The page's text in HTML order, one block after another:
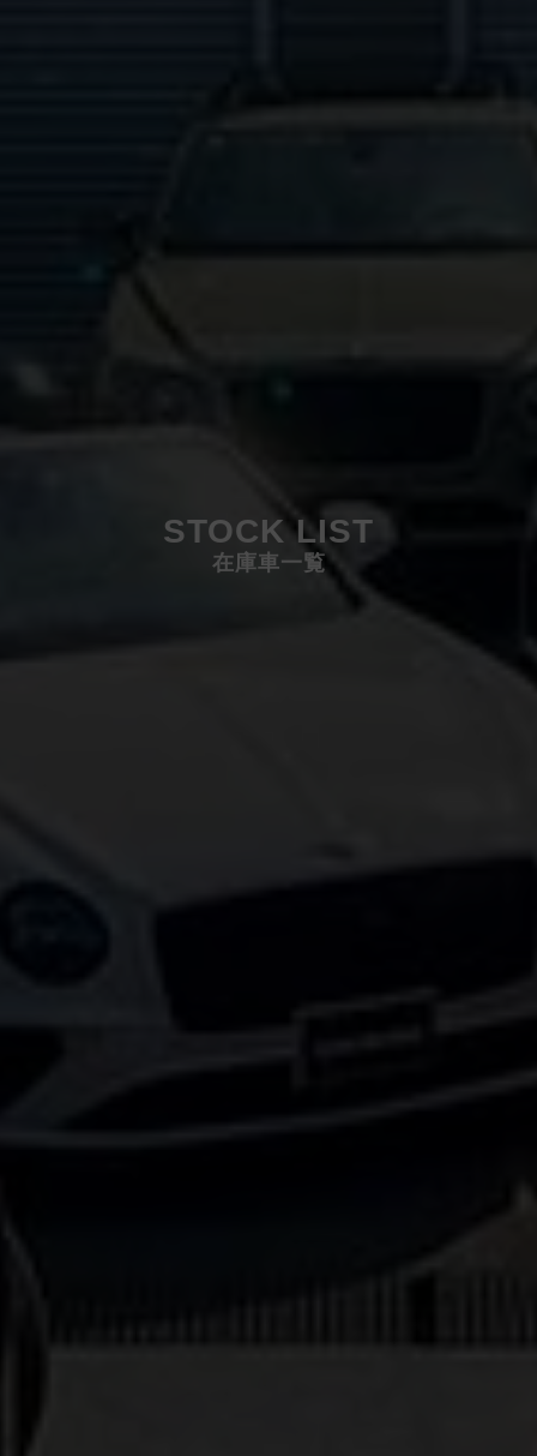
STOCK LIST
在庫車一覧